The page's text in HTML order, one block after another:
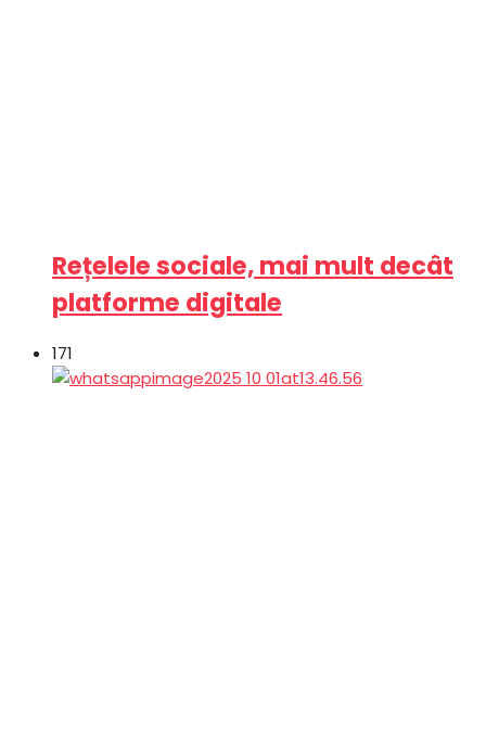
Rețelele sociale, mai mult decât
platforme digitale
171